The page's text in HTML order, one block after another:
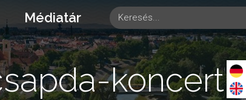
Médiatár
koncert